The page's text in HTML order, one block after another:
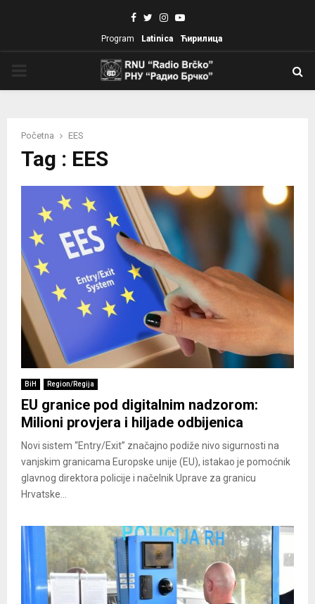
Facebook
TwitterInstagram
Youtube
Program Latinica Ћирилица
Početna EES
Tag : EES
BiH Region/Regija
EU granice pod digitalnim nadzorom:
Milioni provjera i hiljade odbijenica
Novi sistem “Entry/Exit” značajno podiže nivo sigurnosti na
vanjskim granicama Europske unije (EU), istakao je pomoćnik
glavnog direktora policije i načelnik Uprave za granicu
Hrvatske...